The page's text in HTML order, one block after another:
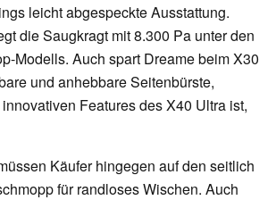
leicht abgespeckte Ausstattung.
die Saugkragt mit 8.300 Pa unter den
Modells. Auch spart Dreame beim X30
und anhebbare Seitenbürste,
Features des X40 Ultra ist,
Käufer hingegen auf den seitlich
für randloses Wischen. Auch